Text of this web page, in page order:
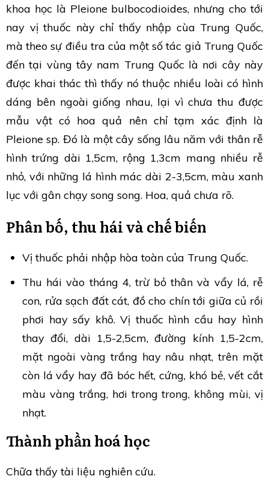
khoa học là Pleione bulbocodioides, nhưng cho tới
nay vị thuốc này chỉ thấy nhập cùa Trung Quốc,
mà theo sự điều tra của một số tác giả Trung Quốc
đến tại vùng tây nam Trung Quốc là nơi cây này
được khai thác thì thấy nó thuộc nhiều loài có hình
dáng bên ngoài giống nhau, lại vì chưa thu được
mẫu vật có hoa quả nên chỉ tạm xác định là
Pleione sp. Đó là một cây sống lâu năm với thân rễ
hình trứng dài 1,5cm, rộng 1,3cm mang nhiều rễ
nhỏ, với những lá hình mác dài 2-3,5cm, màu xanh
lục với gân chạy song song. Hoa, quả chưa rõ.
Phân bố, thu hái và chế biến
Vị thuốc phải nhập hòa toàn của Trung Quốc.
Thu hái vào tháng 4, trừ bỏ thân và vẩy lá, rễ
con, rửa sạch đất cát, đồ cho chín tới giữa củ rồi
phơi hay sấy khô. Vị thuốc hình cầu hay hình
thay đổi, dài 1,5-2,5cm, đường kính 1,5-2cm,
mặt ngoài vàng trắng hay nâu nhạt, trên mặt
còn lá vẩy hay đã bóc hết, cứng, khó bẻ, vết cắt
màu vàng trắng, hơi trong trong, không mùi, vị
nhạt.
Thành phần hoá học
Chữa thấy tài liệu nghiên cứu.